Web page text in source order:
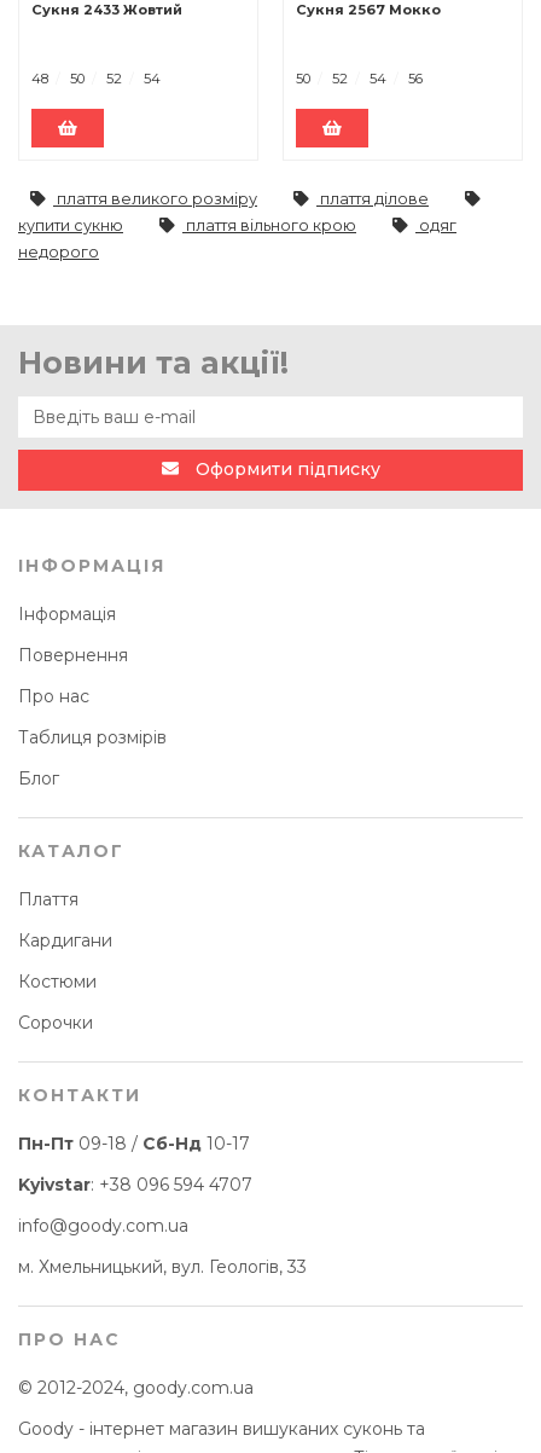
Сукня 2433 Жовтий
48 50 52 54
Сукня 2567 Мокко
50 52 54 56
плаття великого розміру
плаття ділове
купити сукню
плаття вільного крою
одяг
недорого
Новини та акції!
Оформити підписку
ІНФОРМАЦІЯ
Інформація
Повернення
Про нас
Таблиця розмірів
Блог
КАТАЛОГ
Плаття
Кардигани
Костюми
Сорочки
КОНТАКТИ
Пн-Пт 09-18 / Сб-Нд 10-17
Kyivstar: +38 096 594 4707
info@goody.com.ua
м. Хмельницький, вул. Геологів, 33
ПРО НАС
© 2012-2024, goody.com.ua
Goody - інтернет магазин вишуканих суконь та